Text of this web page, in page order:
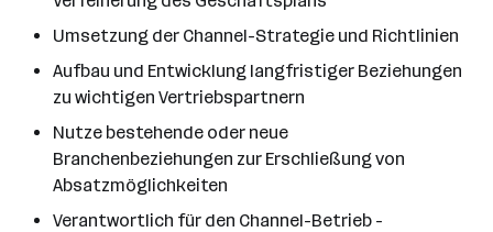
Umsetzung der Channel-Strategie und Richtlinien
Aufbau und Entwicklung langfristiger Beziehungen
zu wichtigen Vertriebspartnern
Nutze bestehende oder neue
Branchenbeziehungen zur Erschließung von
Absatzmöglichkeiten
Verantwortlich für den Channel-Betrieb -